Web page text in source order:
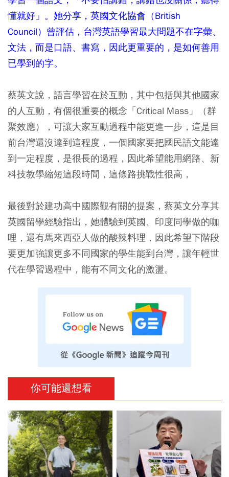
懂就好」。她分享，英國文化協會（British
Council）曾評估，台灣英語學習最大問題不在字彙、
文法，而是口語、書寫，因此更重要的，是如何善用
已學到的字。
蔡英文說，語言學習在於互動，其中包括與其他國家
的人互動，有個很重要的概念「Critical Mass」（群
聚效應），可讓大家互動過程中能更進一步，這是目
前台灣還沒達到這程度，一個國家要把國民語文能達
到一定程度，是很長的過程，因此希望能用網路、新
科技教學縮短這段時間，這條路挑戰性很高，
最後對於建功高中國際觀有關的提案，蔡英文分享其
英國留學經驗指出，她體驗到英國、印度同學做的咖
哩，還有馬來西亞人做的酸辣料理，因此希望下階段
要更加強讓更多不同國家的學生能到台灣，讓年輕世
代在學習過程中，能有不同文化的激盪。
你可能還想看